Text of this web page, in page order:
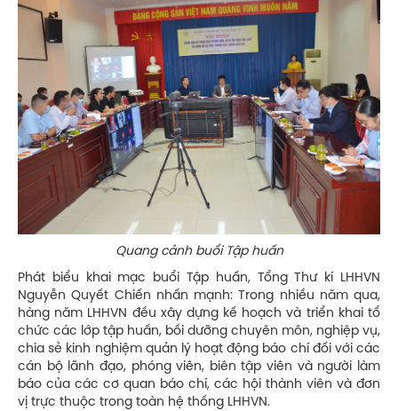
Quang cảnh buổi Tập huấn
Phát biểu khai mạc buổi Tập huấn, Tổng Thư kí LHHVN
Nguyễn Quyết Chiến nhấn mạnh: Trong nhiều năm qua,
hàng năm LHHVN đều xây dựng kế hoạch và triển khai tổ
chức các lớp tập huấn, bồi dưỡng chuyên môn, nghiệp vụ,
chia sẻ kinh nghiệm quản lý hoạt động báo chí đối với các
cán bộ lãnh đạo, phóng viên, biên tập viên và người làm
báo của các cơ quan báo chí, các hội thành viên và đơn
vị trực thuộc trong toàn hệ thống LHHVN.